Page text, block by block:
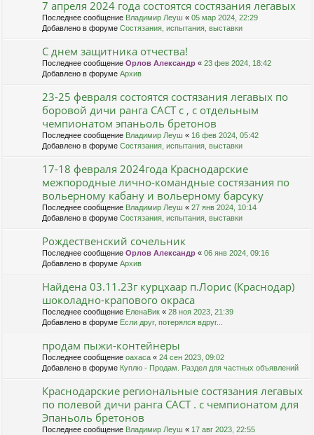
7 апреля 2024 года состоятся состязания легавых
Последнее сообщение Владимир Леуш « 05 мар 2024, 22:29
Добавлено в форуме Состязания, испытания, выставки
С днем защитника отчества!
Последнее сообщение Орлов Александр « 23 фев 2024, 18:42
Добавлено в форуме Архив
23-25 февраля состоятся состязания легавых по
боровой дичи ранга САСТ с , с отдельным
чемпионатом эпаньоль бретонов
Последнее сообщение Владимир Леуш « 16 фев 2024, 05:42
Добавлено в форуме Состязания, испытания, выставки
17-18 февраля 2024года Краснодарские
межпородные лично-командные состязания по
вольерному кабану и вольерному барсуку
Последнее сообщение Владимир Леуш « 27 янв 2024, 10:14
Добавлено в форуме Состязания, испытания, выставки
Рождественский сочельник
Последнее сообщение Орлов Александр « 06 янв 2024, 09:16
Добавлено в форуме Архив
Найдена 03.11.23г курцхаар п.Лорис (Краснодар)
шоколадно-крапового окраса
Последнее сообщение ЕленаВик « 28 ноя 2023, 21:39
Добавлено в форуме Если друг, потерялся вдруг...
продам пыжи-контейнеры
Последнее сообщение oaxaca « 24 сен 2023, 09:02
Добавлено в форуме Куплю - Продам. Раздел для частных объявлений
Краснодарские региональные состязания легавых
по полевой дичи ранга САСТ . с чемпионатом для
Эпаньоль бретонов
Последнее сообщение Владимир Леуш « 17 авг 2023, 22:55